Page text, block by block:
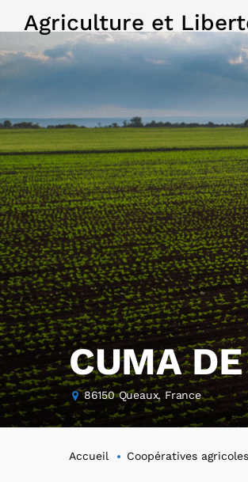
Agriculture et
CUMA
86150 Queaux, France
Accueil Coopératives agricoles